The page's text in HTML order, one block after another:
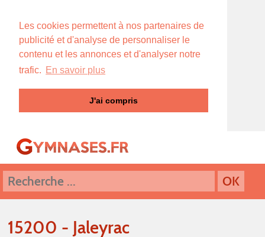
Les cookies permettent à nos partenaires de
publicité et d'analyse de personnaliser le
contenu et les annonces et d'analyser notre
trafic. En savoir plus
J'ai compris
15200 - Jaleyrac